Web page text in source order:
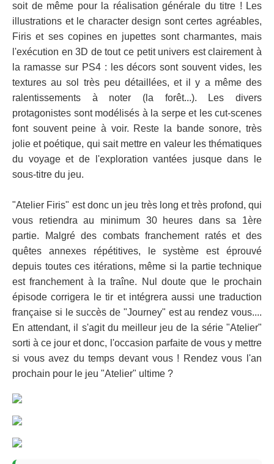
soit de même pour la réalisation générale du titre ! Les
illustrations et le character design sont certes agréables,
Firis et ses copines en jupettes sont charmantes, mais
l'exécution en 3D de tout ce petit univers est clairement à
la ramasse sur PS4 : les décors sont souvent vides, les
textures au sol très peu détaillées, et il y a même des
ralentissements à noter (la forêt...). Les divers
protagonistes sont modélisés à la serpe et les cut-scenes
font souvent peine à voir. Reste la bande sonore, très
jolie et poétique, qui sait mettre en valeur les thématiques
du voyage et de l'exploration vantées jusque dans le
sous-titre du jeu.
"Atelier Firis" est donc un jeu très long et très profond, qui
vous retiendra au minimum 30 heures dans sa 1ère
partie. Malgré des combats franchement ratés et des
quêtes annexes répétitives, le système est éprouvé
depuis toutes ces itérations, même si la partie technique
est franchement à la traîne. Nul doute que le prochain
épisode corrigera le tir et intégrera aussi une traduction
française si le succès de "Journey" est au rendez vous....
En attendant, il s'agit du meilleur jeu de la série "Atelier"
sorti à ce jour et donc, l'occasion parfaite de vous y mettre
si vous avez du temps devant vous ! Rendez vous l'an
prochain pour le jeu "Atelier" ultime ?